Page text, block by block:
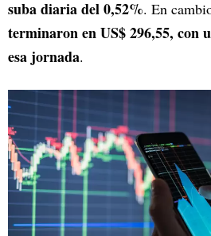
suba diaria del 0,52%. En
terminaron en US$ 296,55, con
esa jornada.